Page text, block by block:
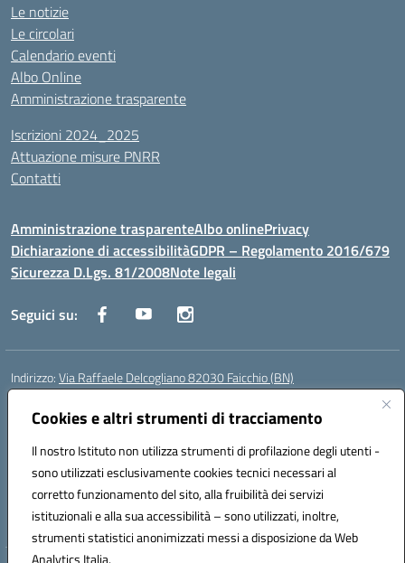
Cookies e altri strumenti di tracciamento
Il nostro Istituto non utilizza strumenti di profilazione degli utenti -
sono utilizzati esclusivamente cookies tecnici necessari al
corretto funzionamento del sito, alla fruibilità dei servizi
istituzionali e alla sua accessibilità – sono utilizzati, inoltre,
strumenti statistici anonimizzati messi a disposizione da Web
Analytics Italia.
Le notizie
Le circolari
Calendario eventi
Albo Online
Amministrazione trasparente
Iscrizioni 2024_2025
Attuazione misure PNRR
Contatti
Amministrazione trasparenteAlbo onlinePrivacy
Dichiarazione di accessibilitàGDPR – Regolamento 2016/679
Sicurezza D.Lgs. 81/2008Note legali
Seguici su:
Indirizzo:Via Raffaele Delcogliano 82030 Faicchio (BN)
Centralino:
Posta elettronica certificata (PEC):bnis02300v@pec.istruzione.it
Codice fiscale: 90003320620
Codice meccanografico:BNIS02300V
Codice Indice delle Pubbliche Amministrazioni (IPA): istsc_bnis02300v
Codice unico di fatturazione (CUF): UFQEG8